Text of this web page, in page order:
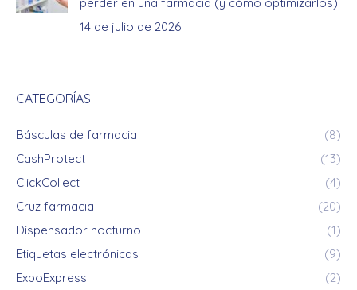
14 de julio de 2026
CATEGORÍAS
Básculas de farmacia
(8)
CashProtect
(13)
ClickCollect
(4)
Cruz farmacia
(20)
Dispensador nocturno
(1)
Etiquetas electrónicas
(9)
ExpoExpress
(2)